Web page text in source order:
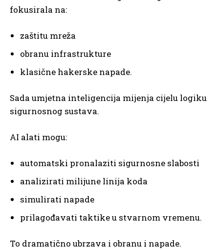
fokusirala na:
zaštitu mreža
obranu infrastrukture
klasične hakerske napade.
Sada umjetna inteligencija mijenja cijelu logiku
sigurnosnog sustava.
AI alati mogu:
automatski pronalaziti sigurnosne slabosti
analizirati milijune linija koda
simulirati napade
prilagođavati taktike u stvarnom vremenu.
To dramatično ubrzava i obranu i napade.